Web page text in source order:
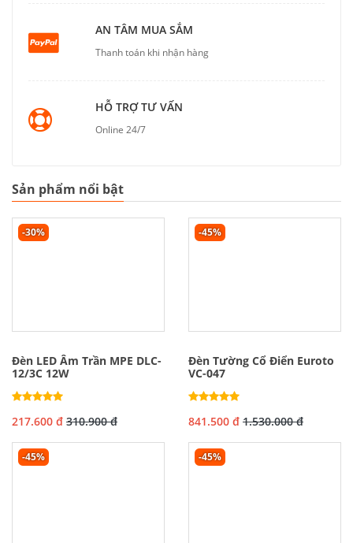
AN TÂM MUA SẮM
Thanh toán khi nhận hàng
HỖ TRỢ TƯ VẤN
Online 24/7
Sản phẩm nổi bật
-30%
Đèn LED Âm Trần MPE DLC-
12/3C 12W
217.600 đ 310.900 đ
-45%
Đèn Tường Cổ Điển Euroto
VC-047
841.500 đ 1.530.000 đ
-45% -45%